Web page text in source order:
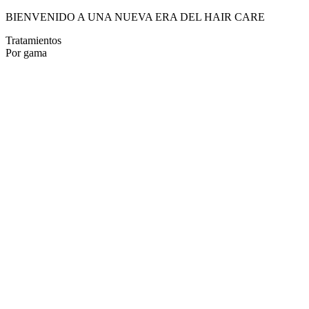
BIENVENIDO A UNA NUEVA ERA DEL HAIR CARE
Tratamientos
Por gama